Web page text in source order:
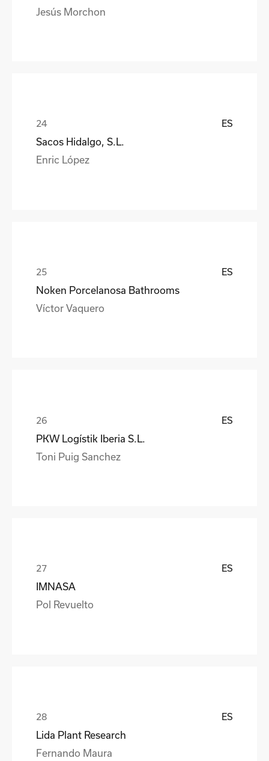
Jesús Morchon
ES
Sacos Hidalgo, S.L.
Enric López
ES
Noken Porcelanosa Bathrooms
Víctor Vaquero
ES
PKW Logístik Iberia S.L.
Toni Puig Sanchez
ES
IMNASA
Pol Revuelto
ES
Lida Plant Research
Fernando Maura